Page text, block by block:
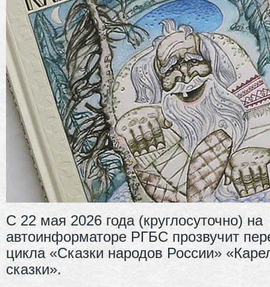
С 22 мая 2026 года (круглосуточно) на
автоинформаторе РГБС прозвучит
цикла «Сказки народов России»
сказки».